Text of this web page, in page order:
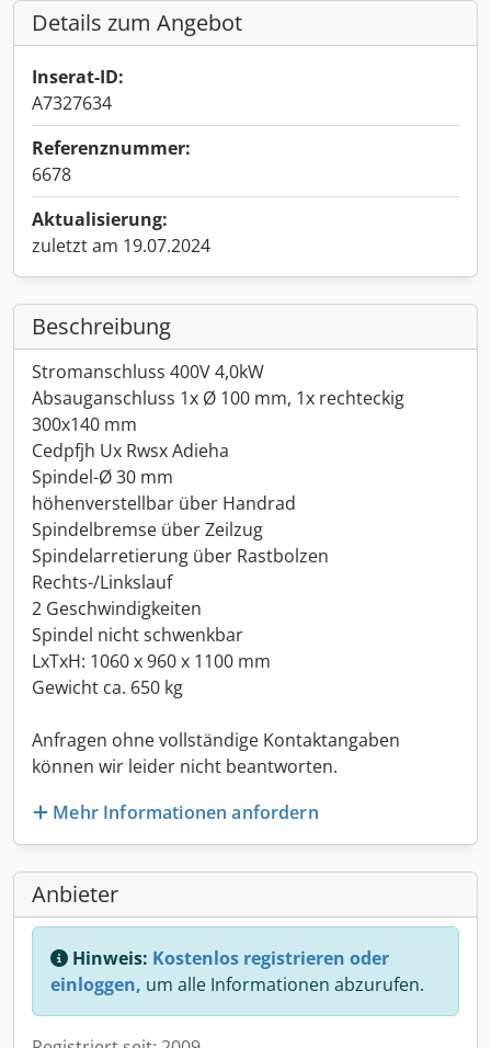
Details zum Angebot
Inserat-ID:
A7327634
Referenznummer:
6678
Aktualisierung:
zuletzt am 19.07.2024
Beschreibung
Stromanschluss 400V 4,0kW
Absauganschluss 1x Ø 100 mm, 1x rechteckig
300x140 mm
Cedpfjh Ux Rwsx Adieha
Spindel-Ø 30 mm
höhenverstellbar über Handrad
Spindelbremse über Zeilzug
Spindelarretierung über Rastbolzen
Rechts-/Linkslauf
2 Geschwindigkeiten
Spindel nicht schwenkbar
LxTxH: 1060 x 960 x 1100 mm
Gewicht ca. 650 kg
Anfragen ohne vollständige Kontaktangaben
können wir leider nicht beantworten.
Mehr Informationen anfordern
Anbieter
Hinweis: Kostenlos registrieren oder
einloggen, um alle Informationen abzurufen.